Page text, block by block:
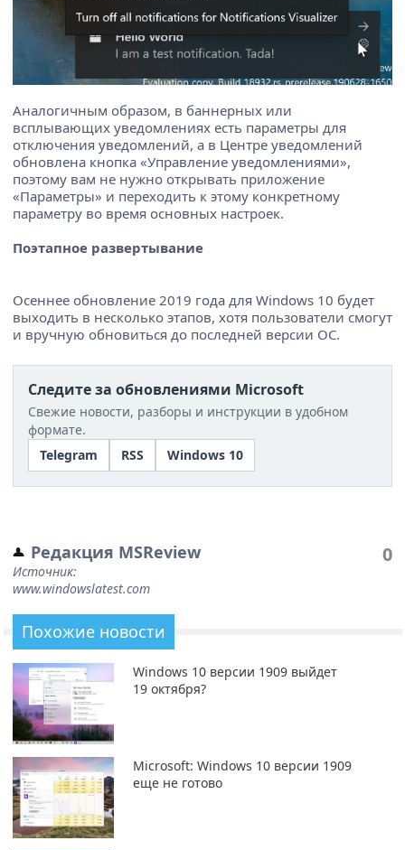
Аналогичным образом, в баннерных или
всплывающих уведомлениях есть параметры для
отключения уведомлений, а в Центре уведомлений
обновлена ​​кнопка «Управление уведомлениями»,
поэтому вам не нужно открывать приложение
«Параметры» и переходить к этому конкретному
параметру во время основных настроек.
Поэтапное развертывание
Осеннее обновление 2019 года для Windows 10 будет
выходить в несколько этапов, хотя пользователи смогут
и вручную обновиться до последней версии ОС.
Следите за обновлениями Microsoft
Свежие новости, разборы и инструкции в удобном
формате.
Telegram
RSS Windows 10
Редакция MSReview
Источник:
www.windowslatest.com
0
Похожие новости
Windows 10 версии 1909 выйдет
19 октября?
Microsoft: Windows 10 версии 1909
еще не готово